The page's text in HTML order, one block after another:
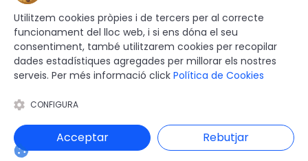
Altres Canals
canalandorra.ad
© 2012-2026 Ajuntaments de Catalunya - Tots els drets
Avís Legal |Política de privacitat
Política de Cookies|Accessibilitat|
Utilitzem cookies pròpies i de tercers per al correcte
funcionament del lloc web, i si ens dóna el seu
consentiment, també utilitzarem cookies per recopilar
dades estadístiques agregades per millorar els nostres
serveis. Per més informació click Política de Cookies
CONFIGURA
Acceptar Rebutjar